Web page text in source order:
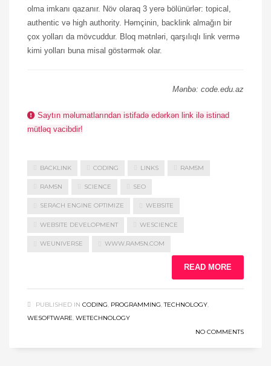
olma imkanı qazanır. Növ olaraq 3 yerə bölünürlər: topical,
authentic və high authority. Həmçinin, backlink almağın bir
çox yolları da mövcuddur. Bloq mətnləri, qarşılıqlı link vermə
kimi yolları buna misal göstərmək olar.
Mənbə: code.edu.az
Saytın məlumatlarından istifadə edərkən link ilə istinad
mütləq vacibdir!
BACKLINK CODING LINKS RAM5M
RAM5N SCIENCE SEO
SERACH ENGINE OPTIMIZE WEBSITE
WEBSITE DEVELOPMENT WESCIENCE
WEUNIVERSE WWW.RAM5N.COM
READ MORE
PUBLISHED IN CODING PROGRAMMING ,TECHNOLOGY
WESOFTWARE WETECHNOLOGY
NO COMMENTS